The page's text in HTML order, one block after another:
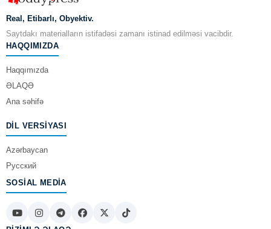
Real, Etibarlı, Obyektiv.
Saytdakı materialların istifadəsi zamanı istinad edilməsi vacibdir.
HAQQIMIZDA
Haqqımızda
ƏLAQƏ
Ana səhifə
DIL VERSIYASI
Azərbaycan
Русский
SOSIAL MEDIA